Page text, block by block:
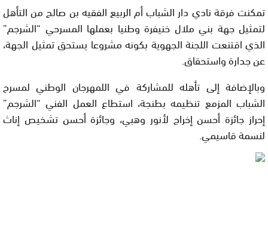
تمكنت فرقة نادي دار الشباب أم الربيع الفقيه بن صالح من التأهل
لتمثيل جهة بني ملال خنيفرة وطنيا بعملها المسرحي “الشرجم”
الذي اقتنعت اللجنة الجهوية بكونه مشروعا يستحق تمثيل الجهة،
عن جدارة واستحقاق.
وبالإضافة إلى تأهله للمشاركة في اللمهرجان الوطني لمسرح
الشباب المزمع تنظيمه بطنجة، استطاع العمل الفني “الشرجم”
إحراز جائزة أحسن إخراج لأنور وهبي، وجائزة أحسن تشخيص إناث
لنسمة قاسيمي.